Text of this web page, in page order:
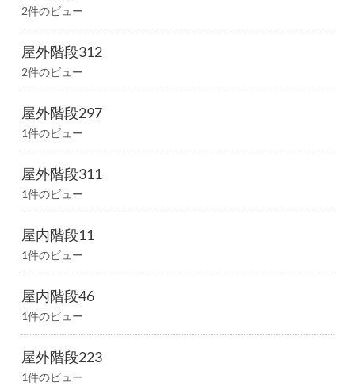
2件のビュー
屋外階段312
2件のビュー
屋外階段297
1件のビュー
屋外階段311
1件のビュー
屋内階段11
1件のビュー
屋内階段46
1件のビュー
屋外階段223
1件のビュー